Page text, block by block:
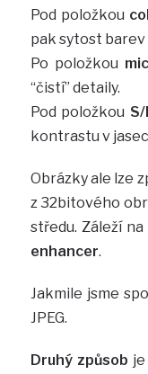
Pod položkou
pak sytost barev
Po položkou
“čistí” detaily.
Pod položkou S/
kontrastu v
Obrázky ale lze
z 32bitového
středu. Záleží
enhancer.
Jakmile jsme
JPEG.
Druhý způsob